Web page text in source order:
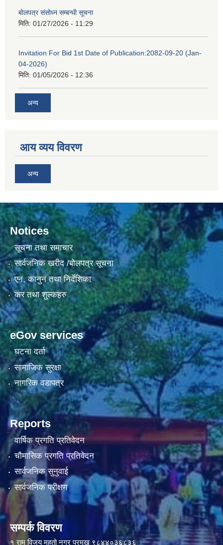
बोलपत्र संसोध्न सम्बन्धी सूचना
मिति: 01/27/2026 - 11:29
Invitation For Bid 1st Date of Publication:2082-09-20 (Jan-
04-2026)
मिति: 01/05/2026 - 12:36
अन्य
आय व्यय विवरण
अन्य
Notices
सूचना तथा समाचार
सार्वजनिक खरीद /बोलपत्र सूचना
एन, कानुन तथा निर्देशिका
कर तथा शुल्कहरु
eGov services
घटना दर्ता
सामाजिक सुरक्षा
नागरिक वडापत्र
Reports
वार्षिक प्रगति प्रतिवेदन
चौमासिक प्रगति प्रतिवेदन
सार्वजनिक सुनुवाई
सार्वजनिक परीक्षण
सम्पर्क विवरण
१ राम विजय महतो नगर प्रमुख ९८४४०३६८३६